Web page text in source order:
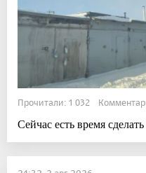
Прочитали: 1 032
Сейчас есть время